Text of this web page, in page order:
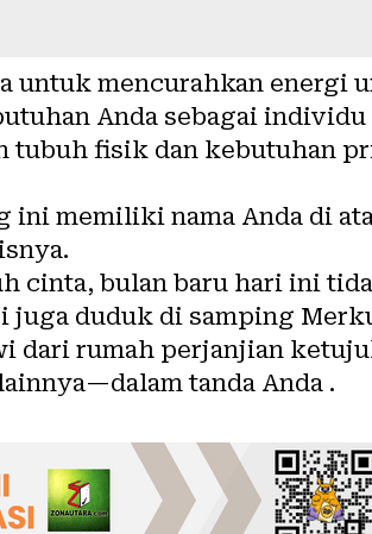
untuk mencurahkan energi
Anda sebagai
tubuh fisik dan kebutuhan
ini memiliki nama Anda di
cinta, bulan baru hari ini
juga duduk di samping
dari rumah perjanjian
tanda Anda .